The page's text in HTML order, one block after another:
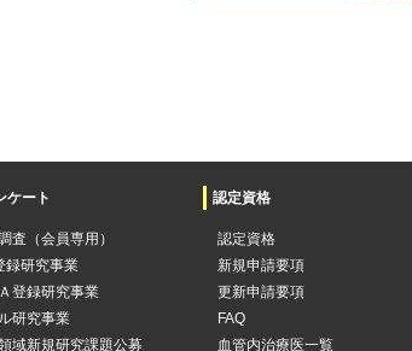
ケート
査（会員専用）
録研究事業
登録研究事業
研究事業
域新規研究課題公募
認定資格
認定資格
新規申請要項
更新申請要項
FAQ
血管内治療医一覧